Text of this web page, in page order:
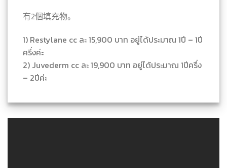
有2個填充物。
1) Restylane cc ละ 15,900 บาท อยู่ได้ประมาณ 1ปี – 1ปี
ครึ่งค่ะ
2) Juvederm cc ละ 19,900 บาท อยู่ได้ประมาณ 1ปีครึ่ง
– 2ปีค่ะ